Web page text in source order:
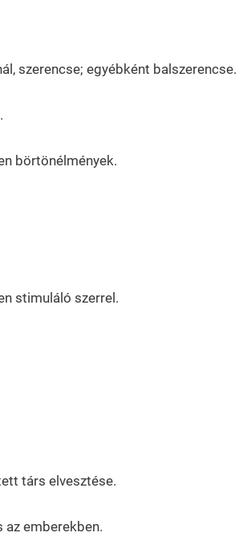
szerencse; egyébként balszerencse.
börtönélmények.
stimuláló szerrel.
társ elvesztése.
az emberekben.